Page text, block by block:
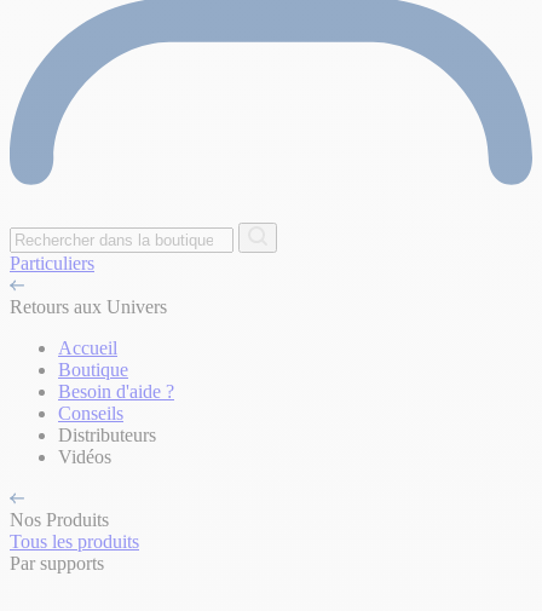
Particuliers
Retours aux Univers
Accueil
Boutique
Besoin d'aide ?
Conseils
Distributeurs
Vidéos
Nos Produits
Tous les produits
Par supports